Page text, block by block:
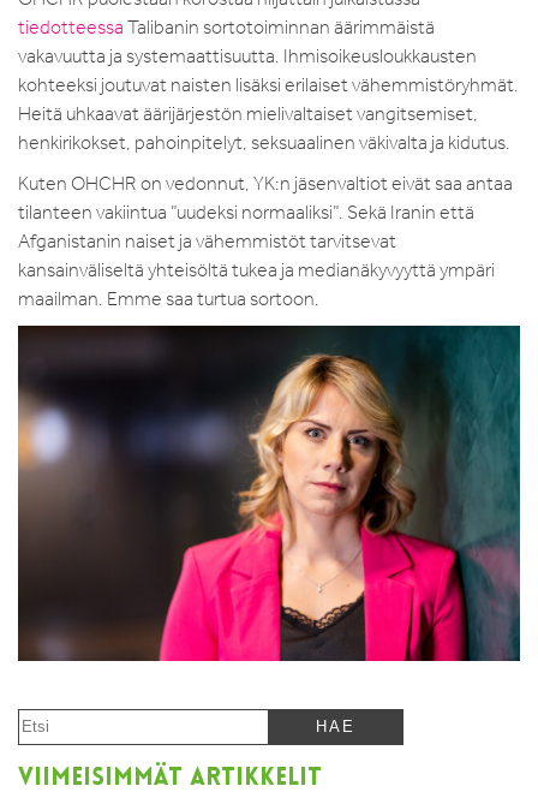
tiedotteessa Talibanin sortotoiminnan äärimmäistä
vakavuutta ja systemaattisuutta. Ihmisoikeusloukkausten
kohteeksi joutuvat naisten lisäksi erilaiset vähemmistöryhmät.
Heitä uhkaavat äärijärjestön mielivaltaiset vangitsemiset,
henkirikokset, pahoinpitelyt, seksuaalinen väkivalta ja kidutus.
Kuten OHCHR on vedonnut, YK:n jäsenvaltiot eivät saa antaa
tilanteen vakiintua ”uudeksi normaaliksi”. Sekä Iranin että
Afganistanin naiset ja vähemmistöt tarvitsevat
kansainväliseltä yhteisöltä tukea ja medianäkyvyyttä ympäri
maailman. Emme saa turtua sortoon.
VIIMEISIMMÄT ARTIKKELIT